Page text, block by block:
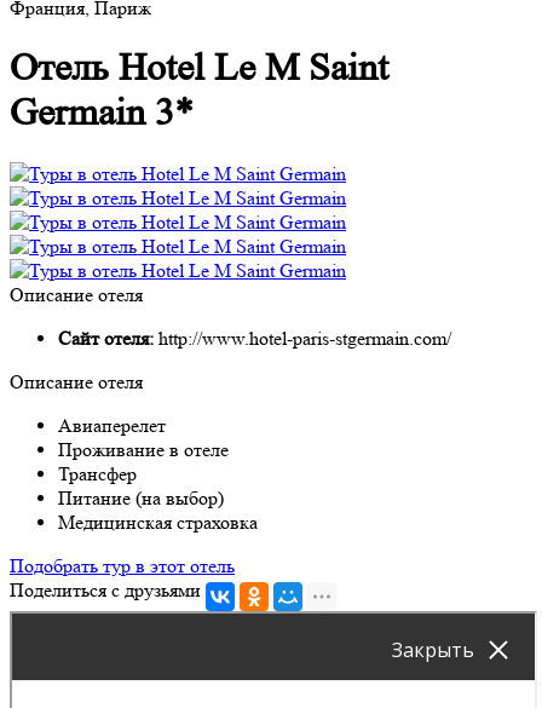
Франция, Париж
Отель Hotel Le M Saint
Germain 3*
Описание отеля
Сайт отеля: http://www.hotel-paris-stgermain.com/
Описание отеля
Авиаперелет
Проживание в отеле
Трансфер
Питание (на выбор)
Медицинская страховка
Подобрать тур в этот отель
Поделиться с друзьями